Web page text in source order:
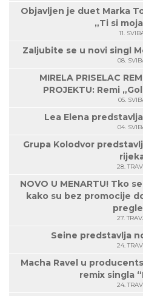
Objavljen je duet Marka
„Ti si
11.
Zaljubite se u novi singl
08.
MIRELA PRISELAC
PROJEKTU: Remi
05.
Lea Elena
04.
Grupa Kolodvor
28.
NOVO U MENARTU! Tko
kako su bez promocije
27.
Seine predstavlja
24.
Macha Ravel u
remix singla
24.